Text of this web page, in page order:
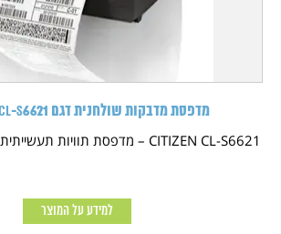
מדפסת מדבקות שולחנית דגם CITIZEN - CL-S6621
CITIZEN CL-S6621 – מדפסת תוויות תעשייתית ברוחב 6 אינץ' עם...
למידע על המוצר